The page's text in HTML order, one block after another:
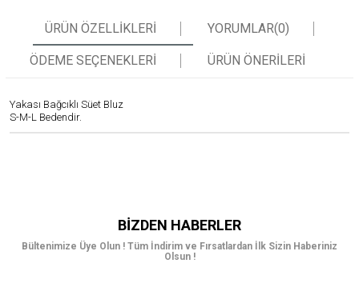
ÜRÜN ÖZELLIKLERI YORUMLAR(0)
ÖDEME SEÇENEKLERI ÜRÜN ÖNERILERI
Yakası Bağcıklı Süet Bluz
S-M-L Bedendir.
BIZDEN HABERLER
Bültenimize Üye Olun ! Tüm İndirim ve Fırsatlardan İlk Sizin Haberiniz
Olsun !